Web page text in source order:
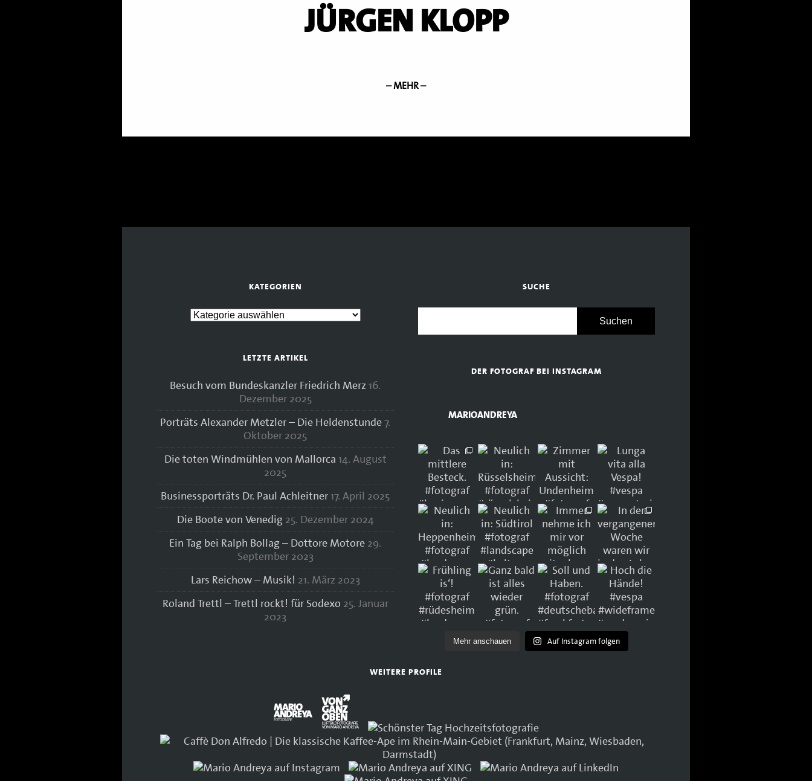
JÜRGEN KLOPP
– MEHR –
KATEGORIEN
LETZTE ARTIKEL
Besuch vom Bundeskanzler Friedrich Merz 16.
Dezember 2025
Porträts Alexander Metzler – Die Heldenstunde7.
Oktober 2025
Die toten Windmühlen von Mallorca 14. August
2025
Businessporträts Dr. Paul Achleitner17. April 2025
Die Boote von Venedig 25. Dezember 2024
Ein Tag bei Ralph Bollag – Dottore Motore 29.
September 2023
Lars Reichow – Musik! 21. März 2023
Roland Trettl – Trettl rockt! für Sodexo 25. Januar
2023
SUCHE
DER FOTOGRAF BEI INSTAGRAM
MARIOANDREYA
Mehr anschauen Auf Instagram folgen
WEITERE PROFILE